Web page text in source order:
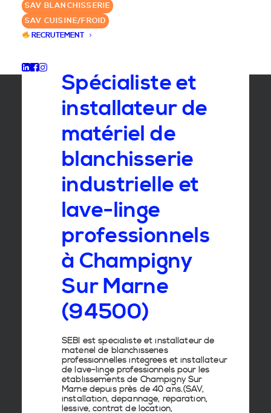
SAV BLANCHISSERIE
SAV CUISINE/FROID
RECRUTEMENT
✆ 09 78 083 083
Spécialiste et
installateur de
matériel de
blanchisserie
industrielle et
lave-linge
professionnels
à Champigny
Sur Marne
(94500)
SEBI est spécialiste et installateur de
matériel de blanchisseries
professionnelles intégrées etinstallateur
de lave-lingeprofessionnels pour les
établissements de Champigny Sur
Marnedepuis près de 40 ans.(SAV,
installation, dépannage, réparation,
lessive, contrat de location,